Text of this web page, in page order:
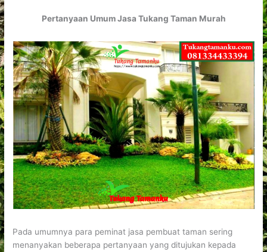
Pertanyaan Umum Jasa Tukang Taman Murah
Pada umumnya para peminat jasa pembuat taman sering
menanyakan beberapa pertanyaan yang ditujukan kepada